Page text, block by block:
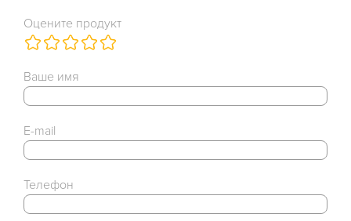
Оцените продукт
Ваше имя
E-mail
Телефон